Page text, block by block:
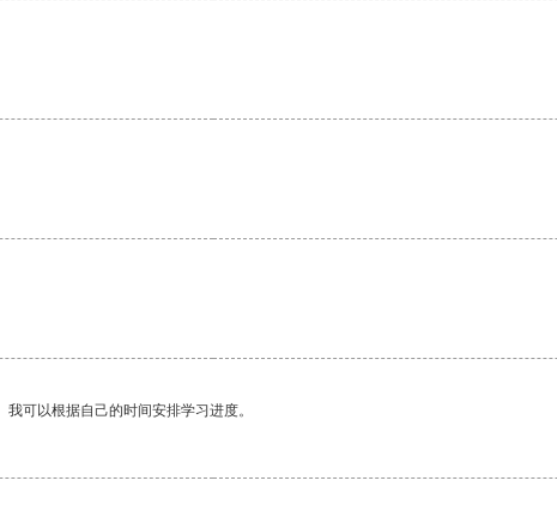
可以根据自己的时间安排学习进度。